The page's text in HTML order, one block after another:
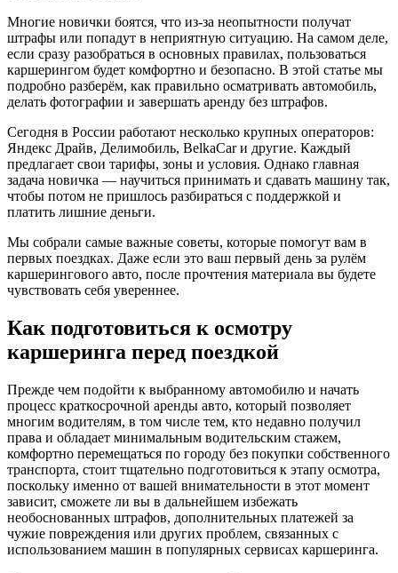
Многие новички боятся, что из-за неопытности получат
штрафы или попадут в неприятную ситуацию. На самом деле,
если сразу разобраться в основных правилах, пользоваться
каршерингом будет комфортно и безопасно. В этой статье мы
подробно разберём, как правильно осматривать автомобиль,
делать фотографии и завершать аренду без штрафов.
Сегодня в России работают несколько крупных операторов:
Яндекс Драйв, Делимобиль, BelkaCar и другие. Каждый
предлагает свои тарифы, зоны и условия. Однако главная
задача новичка — научиться принимать и сдавать машину так,
чтобы потом не пришлось разбираться с поддержкой и
платить лишние деньги.
Мы собрали самые важные советы, которые помогут вам в
первых поездках. Даже если это ваш первый день за рулём
каршерингового авто, после прочтения материала вы будете
чувствовать себя увереннее.
Как подготовиться к осмотру
каршеринга перед поездкой
Прежде чем подойти к выбранному автомобилю и начать
процесс краткосрочной аренды авто, который позволяет
многим водителям, в том числе тем, кто недавно получил
права и обладает минимальным водительским стажем,
комфортно перемещаться по городу без покупки собственного
транспорта, стоит тщательно подготовиться к этапу осмотра,
поскольку именно от вашей внимательности в этот момент
зависит, сможете ли вы в дальнейшем избежать
необоснованных штрафов, дополнительных платежей за
чужие повреждения или других проблем, связанных с
использованием машин в популярных сервисах каршеринга.